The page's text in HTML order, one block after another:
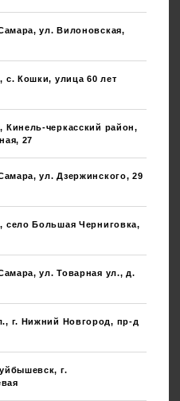
ул. Вилоновская,
с. Кошки, улица 60 лет
Кинель-черкасский район,
27
ул. Дзержинского, 29
село Большая Черниговка,
ул. Товарная ул., д.
г. Нижний Новгород, пр-д
г.